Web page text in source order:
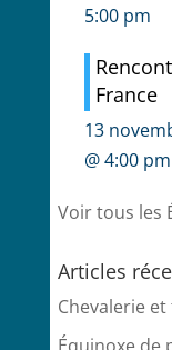
5:00 pm
France
13
@ 4:00 pm
Voir tous les
Articles
Chevalerie
Équinoxe de